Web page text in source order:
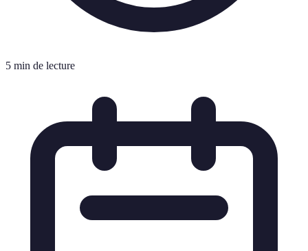
5 min de lecture